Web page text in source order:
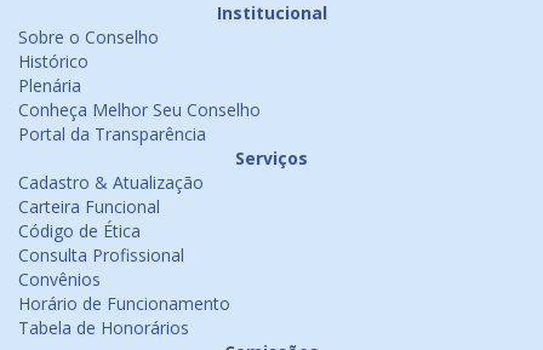
Institucional
Sobre o Conselho
Histórico
Plenária
Conheça Melhor Seu Conselho
Portal da Transparência
Serviços
Cadastro & Atualização
Carteira Funcional
Código de Ética
Consulta Profissional
Convênios
Horário de Funcionamento
Tabela de Honorários